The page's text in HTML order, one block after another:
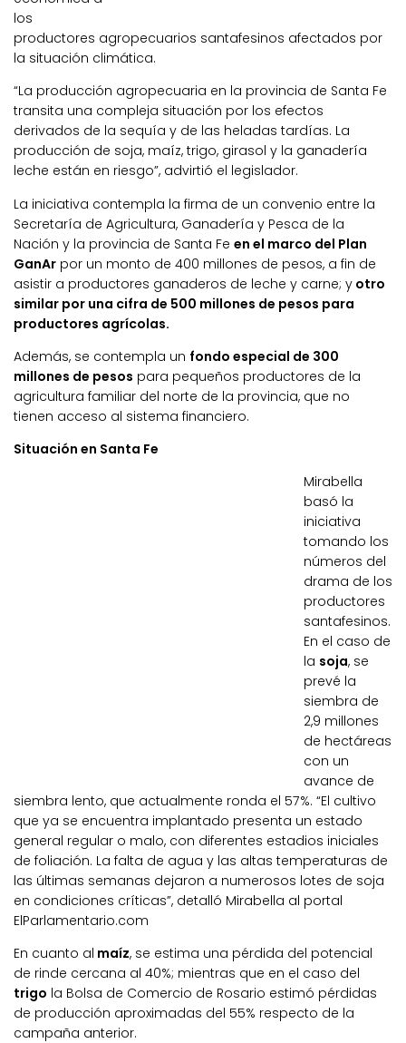
los
productores agropecuarios santafesinos afectados por
la situación climática.
“La producción agropecuaria en la provincia de Santa Fe
transita una compleja situación por los efectos
derivados de la sequía y de las heladas tardías. La
producción de soja, maíz, trigo, girasol y la ganadería
leche están en riesgo”, advirtió el legislador.
La iniciativa contempla la firma de un convenio entre la
Secretaría de Agricultura, Ganadería y Pesca de la
Nación y la provincia de Santa Fe en el marco del Plan
GanAr por un monto de 400 millones de pesos, a fin de
asistir a productores ganaderos de leche y carne; y otro
similar por una cifra de 500 millones de pesos para
productores agrícolas.
Además, se contempla un fondo especial de 300
millones de pesos para pequeños productores de la
agricultura familiar del norte de la provincia, que no
tienen acceso al sistema financiero.
Situación en Santa Fe
Mirabella
basó la
iniciativa
tomando los
números del
drama de los
productores
santafesinos.
En el caso de
la soja, se
prevé la
siembra de
2,9 millones
de hectáreas
con un
avance de
siembra lento, que actualmente ronda el 57%. “El cultivo
que ya se encuentra implantado presenta un estado
general regular o malo, con diferentes estadios iniciales
de foliación. La falta de agua y las altas temperaturas de
las últimas semanas dejaron a numerosos lotes de soja
en condiciones críticas”, detalló Mirabella al portal
ElParlamentario.com
En cuanto al maíz, se estima una pérdida del potencial
de rinde cercana al 40%; mientras que en el caso del
trigo la Bolsa de Comercio de Rosario estimó pérdidas
de producción aproximadas del 55% respecto de la
campaña anterior.